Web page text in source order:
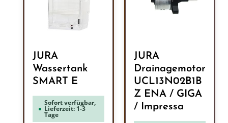
JURA
Wassertank
SMART E
Sofort verfügbar,
Lieferzeit: 1-3
Tage
JURA
Drainagemotor
UCL13N02B1B
Z ENA / GIGA
/ Impressa